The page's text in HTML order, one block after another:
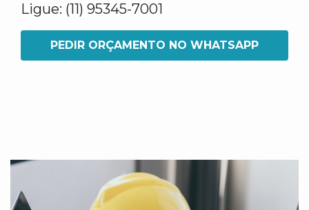
Ligue: (11) 95345-7001
PEDIR ORÇAMENTO NO WHATSAPP